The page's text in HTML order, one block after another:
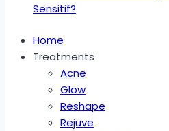
Sensitif?
Home
Treatments
Acne
Glow
Reshape
Rejuve